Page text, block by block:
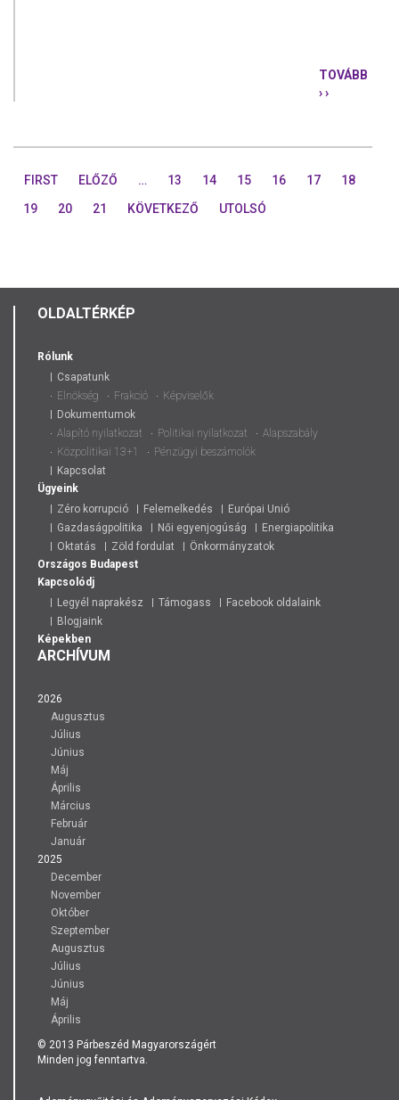
TOVÁBB
› ›
KORMÁNY
AZ
FIRST ELŐZŐ … 13 14 15 16 17
18
19
20 21 KÖVETKEZŐ UTOLSÓ
OLDALTÉRKÉP
Rólunk
Csapatunk
Elnökség
Frakció
Képviselők
Dokumentumok
Alapító nyilatkozat
Politikai nyilatkozat
Alapszabály
Közpolitikai 13+1
Pénzügyi beszámolók
Kapcsolat
Ügyeink
Zéro korrupció
Felemelkedés
Európai Unió
Gazdaságpolitika
Női egyenjogúság
Energiapolitika
Oktatás
Zöld fordulat
Önkormányzatok
Országos Budapest
Kapcsolódj
Legyél naprakész
Támogass
Facebook oldalaink
Blogjaink
Képekben
ARCHÍVUM
2026
Augusztus
Július
Június
Máj
Április
Március
Február
Január
2025
December
November
Október
Szeptember
Augusztus
Július
Június
Máj
Április
© 2013 Párbeszéd Magyarországért
Minden jog fenntartva.